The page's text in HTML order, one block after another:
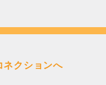
ネクションへ